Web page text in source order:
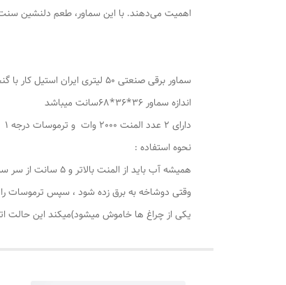
اهمیت می‌دهند. با این سماور، طعم دلنشین
سماور برقی صنعتی 50 لیتری ایران استیل کار با گنجایش 39لیتر
اندازه سماور 36*36*68سانت میباشد
دارای 2 عدد المنت 2000 وات و ترموسات درجه 1
نحوه استفاده :
همیشه آب باید از المنت بالاتر و 5 سانت از سر سماور کمتر اب باشد
یکی از چراغ ها خاموش میشود)میکند این حالت